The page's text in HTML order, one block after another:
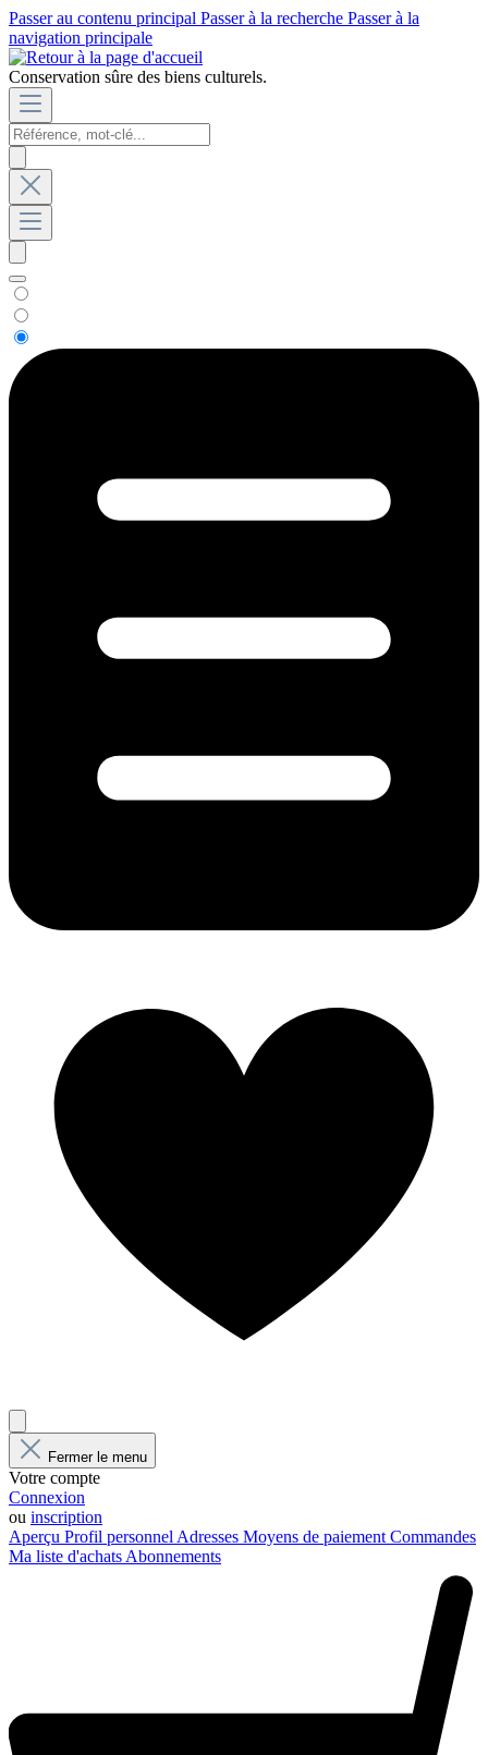
Passer au contenu principal Passer à la recherche Passer à la
navigation principale
Conservation sûre des biens culturels.
Fermer le menu
Votre compte
Connexion
ou inscription
Aperçu Profil personnel Adresses Moyens de paiement Commandes
Ma liste d'achats Abonnements